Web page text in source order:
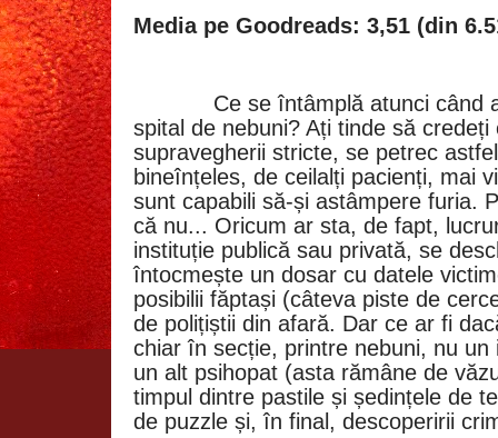
Media pe Goodreads: 3,51 (din
Ce se întâmplă atunci când
spital de nebuni? Ați tinde să
supravegherii stricte, se petrec
bineînțeles, de ceilalți pacienți, mai
sunt capabili să-și astâmpere furia.
că nu... Oricum ar sta, de fapt,
instituție publică sau privată, se
întocmește un dosar cu datele
posibilii făptași (câteva piste de
de polițiștii din afară. Dar ce ar fi
chiar în secție, printre nebuni, nu
un alt psihopat (asta rămâne de
timpul dintre pastile și ședințele de
de puzzle și, în final, descoperirii